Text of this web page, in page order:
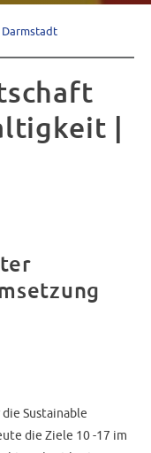
Darmstadt
|
Sustainable
die Ziele 10 -17 im